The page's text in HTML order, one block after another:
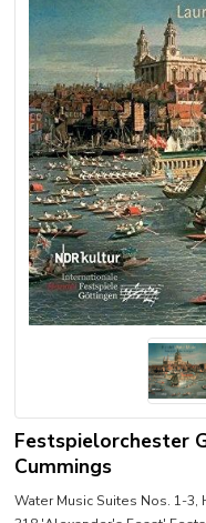
Festspielorchester
Cummings
Water Music Suites Nos. 1-3,